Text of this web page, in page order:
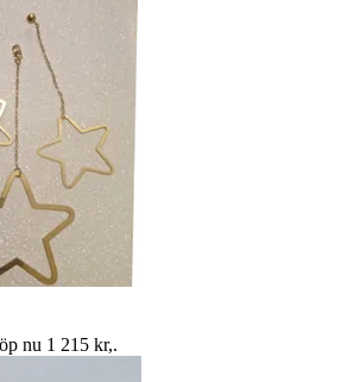
nu 1 215 kr,.